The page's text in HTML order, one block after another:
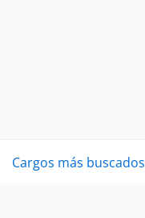
Cargos más buscados